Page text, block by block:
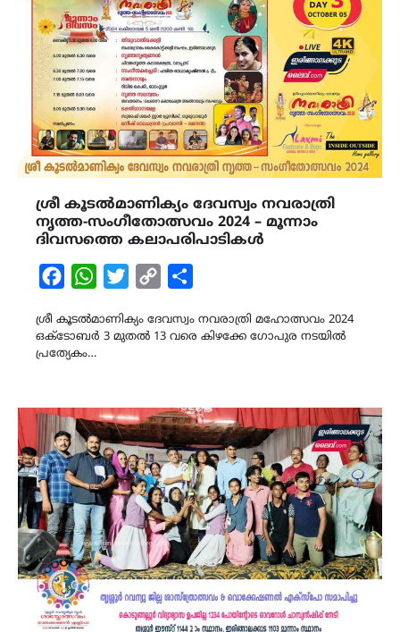
ശ്രീ കൂടൽമാണിക്യം ദേവസ്വം നവരാത്രി
നൃത്ത-സംഗീതോത്സവം 2024 – മൂന്നാം
ദിവസത്തെ കലാപരിപാടികൾ
FacebookWhatsAppTwitterCopy
ശ്രീ കൂടൽമാണിക്യം ദേവസ്വം നവരാത്രി മഹോത്സവം 2024
ഒക്ടോബർ 3 മുതൽ 13 വരെ കിഴക്കേ ഗോപുര നടയിൽ
പ്രത്യേകം…